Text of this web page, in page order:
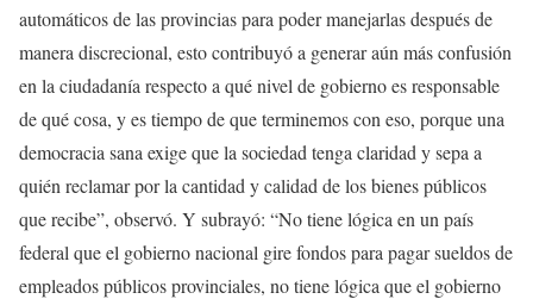
automáticos de las provincias para poder manejarlas después de
manera discrecional, esto contribuyó a generar aún más confusión
en la ciudadanía respecto a qué nivel de gobierno es responsable
de qué cosa, y es tiempo de que terminemos con eso, porque una
democracia sana exige que la sociedad tenga claridad y sepa a
quién reclamar por la cantidad y calidad de los bienes públicos
querecibe”, observó. Y subrayó: “No tiene lógica en un país
federal que el gobierno nacional gire fondos para pagar sueldos de
empleados públicos provinciales, no tiene lógica que el gobierno